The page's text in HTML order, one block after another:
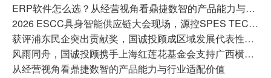
ERP软件怎么选？从经营视角看鼎捷数智的产品能力与行业适配价值
2026 ESCC具身智能供应链大会现场，源控SPES TECH工业计算机全家族解析
获评浦东民企突出贡献奖，国诚投顾成区域发展代表性力量
风雨同舟，国诚投顾携手上海红莲花基金会支持广西横州灾后重建
从经营视角看鼎捷数智的产品能力与行业适配价值